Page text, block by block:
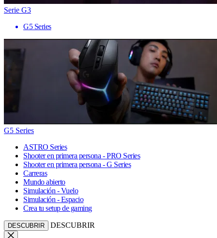
Serie G3
G5 Series
G5 Series
ASTRO Series
Shooter en primera persona - PRO Series
Shooter en primera persona - G Series
Carreras
Mundo abierto
Simulación - Vuelo
Simulación - Espacio
Crea tu setup de gaming
DESCUBRIR DESCUBRIR